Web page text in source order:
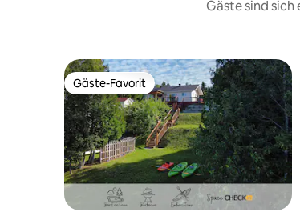
Gäste sind
Gäste-Favorit
Gäste-Favorit